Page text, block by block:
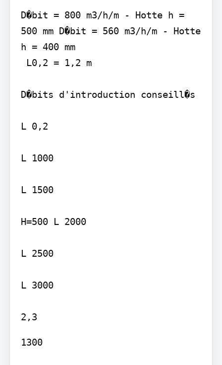
D�bit = 800 m3/h/m - Hotte h =
500 mm D�bit = 560 m3/h/m - Hotte
h = 400 mm
D�bits d'introduction conseill�s
L 0,2
L 1000
L 1500
H=500 L 2000
L 2500
L 3000
1300